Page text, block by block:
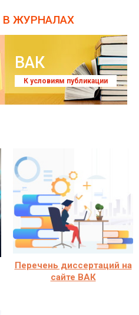
В ЖУРНАЛАХ
ВАК
К условиям публикации
Перечень диссертаций на
сайте ВАК